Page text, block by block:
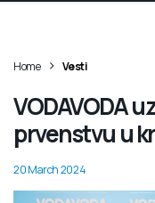
Home > Vesti
VODAVODA
prvenstvu u
20 March 2024